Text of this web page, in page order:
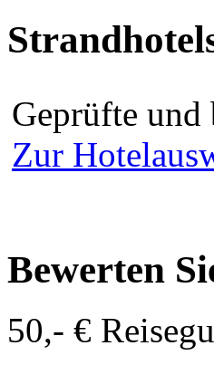
Geprüfte und
Zur
Bewerten
50,- €